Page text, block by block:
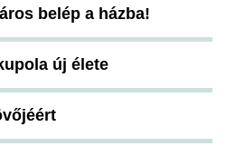
belép a házba!
új élete